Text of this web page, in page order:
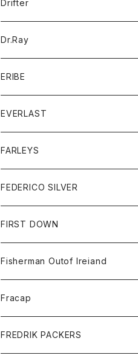
バッグ
ジャケット
アクセサリー
バッグ
キッズ
シャツ
Tシャツ
グッズ
帽子
トップス
シャツ
セーター
ボトム
ショートパンツ
パンツ
レディース
コート
ジャケット
帽子
Drifter
Dr.Ray
ERIBE
ニット
EVERLAST
トップス
ジャケット
スエットシャツ
ボトム
スエットパンツ
グッズ
帽子
FARLEYS
FEDERICO SILVER
アクセサリー
FIRST DOWN
Fisherman Outof Ireiand
ニット
Fracap
グッズ
FREDRIK PACKERS